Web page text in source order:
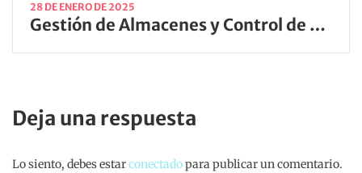
28 DE ENERO DE 2025
Gestión de Almacenes y Control de Stock para Optimizar tu Negocio
Deja una respuesta
Lo siento, debes estarconectadopara publicar un comentario.